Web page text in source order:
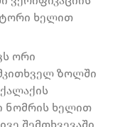
ხელით
ორი
ზოლში
ნომრის ხელით